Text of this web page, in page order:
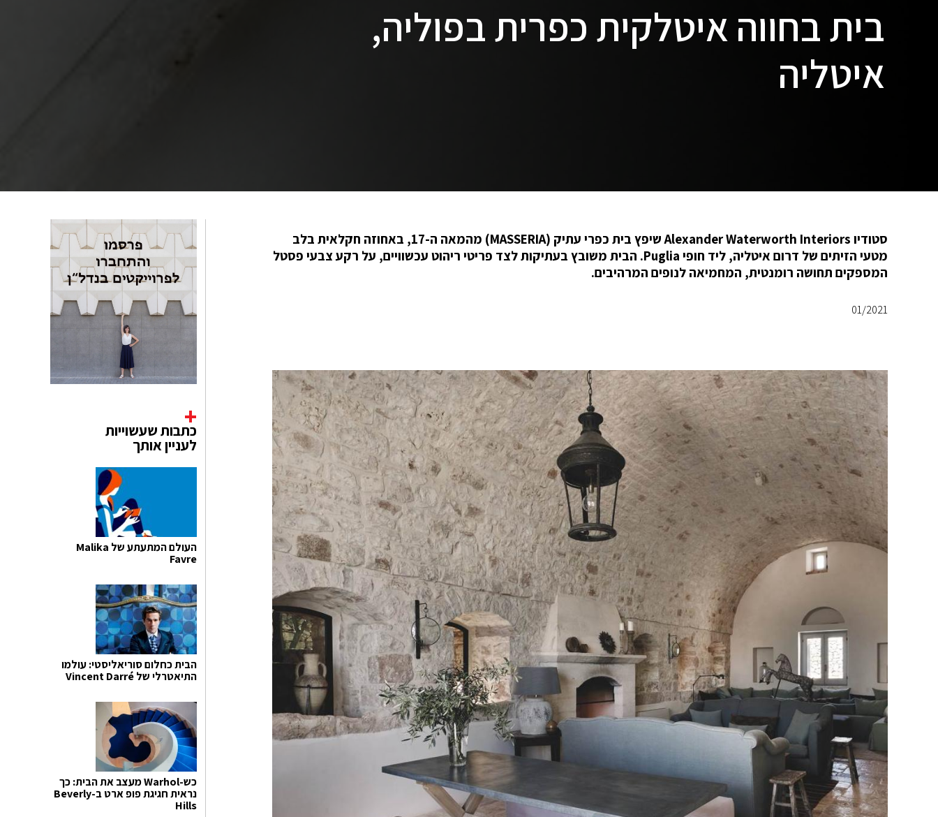
בית בחווה איטלקית כפרית בפוליה,
איטליה
סטודיו Alexander Waterworth Interiors שיפץ בית כפרי עתיק (MASSERIA) מהמאה ה-17, באחוזה חקלאית בלב
מטעי הזיתים של דרום איטליה, ליד חופי Puglia. הבית משובץ בעתיקות לצד פריטי ריהוט עכשוויים, על רקע צבעי פסטל
המספקים תחושה רומנטית, המחמיאה לנופים המרהיבים.
01/2021
כתבות שעשוייות
לעניין אותך
העולם המתעתע של Malika
Favre
הבית כחלום סוריאליסטי: עולמו
התיאטרלי של Vincent Darré
כש-Warhol מעצב את הבית: כך
נראית חגיגת פופ ארט ב-Beverly
Hills